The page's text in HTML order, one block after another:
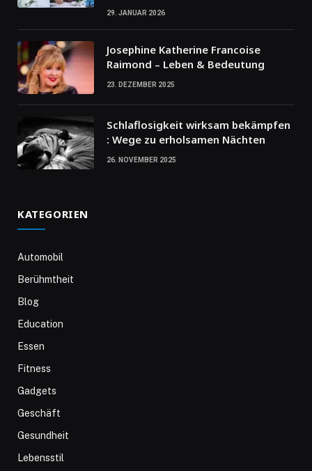
29. JANUAR 2026
Josephine Katherine Francoise
Raimond – Leben & Bedeutung
23. DEZEMBER 2025
Schlaflosigkeit wirksam bekämpfen
: Wege zu erholsamen Nächten
26. NOVEMBER 2025
KATEGORIEN
Automobil
Berühmtheit
Blog
Education
Essen
Fitness
Gadgets
Geschäft
Gesundheit
Lebensstil